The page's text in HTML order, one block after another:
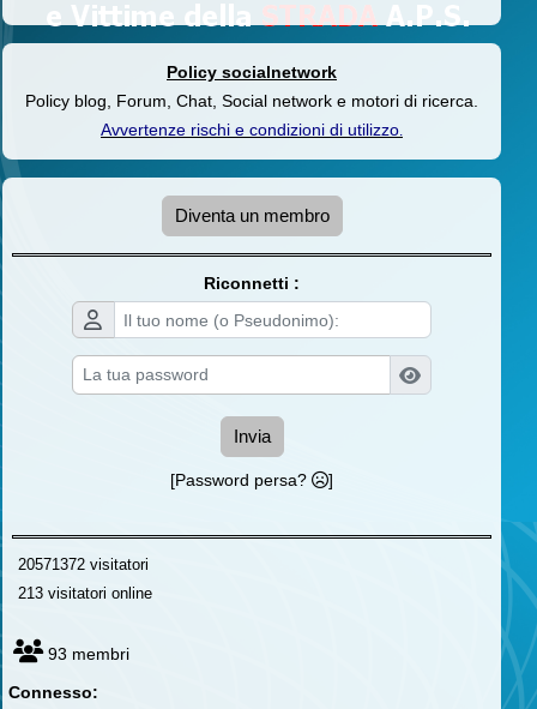
Policy socialnetwork
Policy blog, Forum, Chat, Social network e motori di ricerca.
Avvertenze rischi e condizioni di utilizzo.
Diventa un membro
Riconnetti :
Invia
[Password persa? ]
20571372 visitatori
213 visitatori online
93 membri
Connesso: